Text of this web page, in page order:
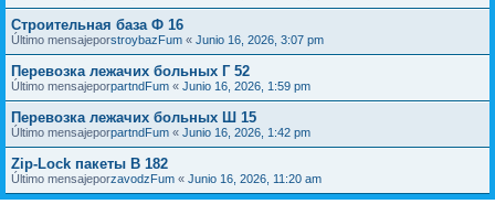
Строительная база Ф 16
Último mensajeporstroybazFum « Junio 16, 2026, 3:07 pm
Перевозка лежачих больных Г 52
Último mensajeporpartndFum « Junio 16, 2026, 1:59 pm
Перевозка лежачих больных Ш 15
Último mensajeporpartndFum « Junio 16, 2026, 1:42 pm
Zip-Lock пакеты В 182
Último mensajeporzavodzFum « Junio 16, 2026, 11:20 am